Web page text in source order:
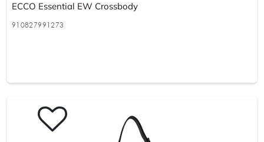
ECCO Essential EW Crossbody
910827991273